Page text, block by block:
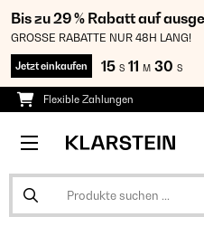
Bis zu 29 % Rabatt auf
GROSSE RABATTE NUR 48H LANG!
Jetzt einkaufen 15 S 11 M 28 S
Flexible Zahlungen